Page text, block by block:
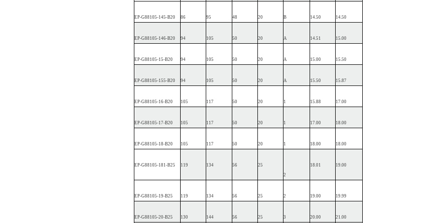
EP-G88105-1 45-B20 86 95 48 20 B 14.50 14.50
EP-G88105-1 46-B20 94 105 50 20 A 14.51 15.00
EP-G88105-15-B20 94 105 50 20 A 15.00 15.50
EP-G88105-1 55-B20 94 105 50 20 A 15.50 15.87
EP-G88105-16-B20 105 117 50 20 1 15.88 17.00
EP-G88105-17-B20 105 117 50 20 1 17.00 18.00
EP-G88105-18-B20 105 117 50 20 1 18.00 18.00
EP-G88105-1 81-B25 119 134 56
25
2
18.01 19.00
EP-G88105-19-B25 119 134 56 25 2 19.00 19.99
EP-G88105-20-B25 130 144 56 25 3 20.00 21.00